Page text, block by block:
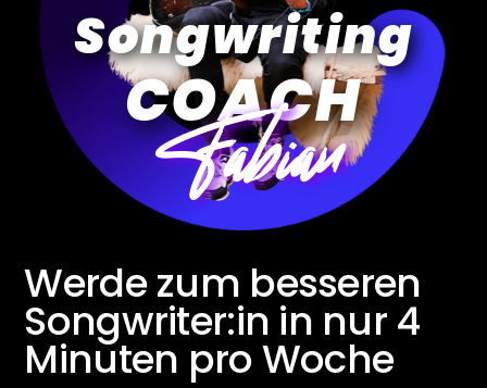
Werde zum besseren
Songwriter:in in nur 4
Minuten pro Woche
Songwriting
COACH
Fabian